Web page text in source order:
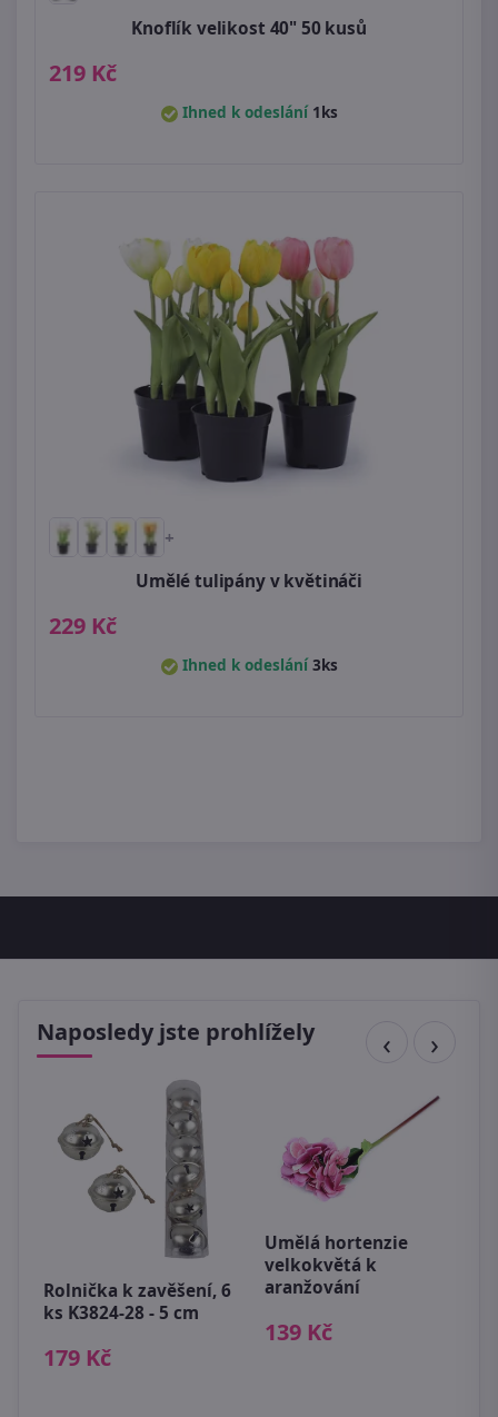
Knoflík velikost 40" 50 kusů
219 Kč
Ihned k odeslání 1ks
+
Umělé tulipány v květináči
229 Kč
Ihned k odeslání3ks
Naposledy jste prohlížely
Rolnička k zavěšení, 6
ks K3824-28 - 5 cm
179 Kč
Umělá hortenzie
velkokvětá k
aranžování
139 Kč